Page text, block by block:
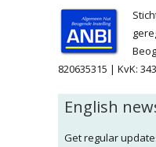
820635315 | KvK:
English
Get regular